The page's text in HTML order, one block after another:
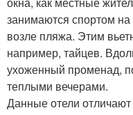
занимаются спортом
возле пляжа. Этим
например, тайцев.
ухоженный променад,
теплыми вечерами.
Данные отели